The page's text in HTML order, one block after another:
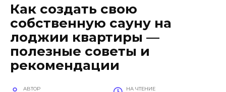
Как создать свою
собственную сауну на
лоджии квартиры —
полезные советы и
рекомендации
АВТОР НА ЧТЕНИЕ